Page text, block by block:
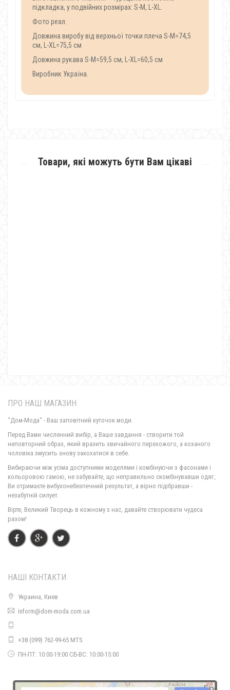
підкладка, у подвійних розмірах: S-M, L-XL.
Фото реал.
Довжина виробу від верхньої точки плеча S-M=74,5
см, L-XL=75,5 см
Довжина рукава S-M=59,5 см, L-XL=60,5 см
Виробник Україна.
Товари, які можуть бути Вам цікаві
660.00грн.
ПРО НАШ МАГАЗИН
"Дом-Мода" - Ваш заповітний куточок моди.
Перед Вами численний вибір, а Ваше завдання - створити той
неповторний образ, який вразить звичайного перехожого, а коханого
чоловіка змусить знову закохатися в себе.
Вибираючи між усіма доступними моделями і комбінуючи з фасонами і
кольоровою гамою, не забувайте, що неправильно скомбінувавши одяг,
Ви отримаєте вибухонебезпечний результат, а вірно підібравши -
незабутній силует.
Вірте, Великий Творець в кожному з нас, давайте створювати чудеса
разом!
НАШІ КОНТАКТИ
Украина, Киев
inform@dom-moda.com.ua
+38 (099) 762-99-65 MTS
ПН-ПТ: 10:00-19:00 СБ-ВС: 10:00-15:00